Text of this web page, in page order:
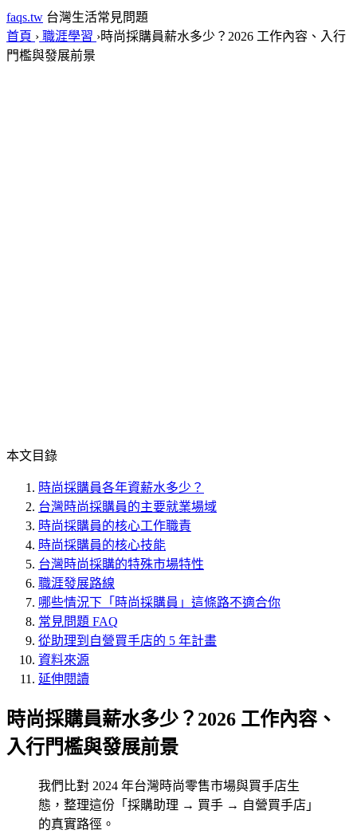
faqs.tw 台灣生活常見問題
首頁 › 職涯學習 ›時尚採購員薪水多少？2026 工作內容、入行
門檻與發展前景
本文目錄
時尚採購員各年資薪水多少？
台灣時尚採購員的主要就業場域
時尚採購員的核心工作職責
時尚採購員的核心技能
台灣時尚採購的特殊市場特性
職涯發展路線
哪些情況下「時尚採購員」這條路不適合你
常見問題 FAQ
從助理到自營買手店的 5 年計畫
資料來源
延伸閱讀
時尚採購員薪水多少？2026 工作內容、
入行門檻與發展前景
我們比對 2024 年台灣時尚零售市場與買手店生
態，整理這份「採購助理 → 買手 → 自營買手店」
的真實路徑。